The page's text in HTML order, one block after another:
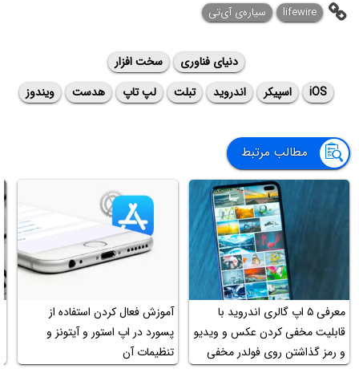
lifewire
سیاره‌ی آی‌تی
دنیای فناوری
سخت افزار
iOS
اسپیکر اندروید تبلت لپ تاپ هدست ویندوز
مطالب مرتبط
معرفی ۵ اپ گالری اندروید با
قابلیت مخفی کردن عکس و ویدیو
و رمز گذاشتن روی فولدر مخفی
آموزش فعال کردن استفاده از
پسورد در اپ استور و آیتونز و
تنظیمات آن